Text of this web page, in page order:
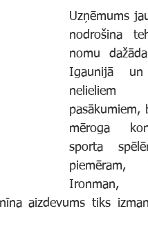
Uzņēmums
nodrošina
nomu
Igaunijā
nelieliem
pasākumiem,
mēroga
sporta
piemēram,
Ironman,
aizdevums tiks